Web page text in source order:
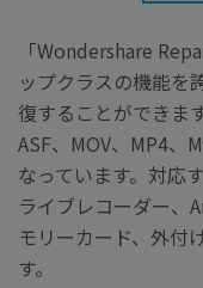
「Wondershare
ップクラスの機能を
復することができま
ASF、MOV、MP4、
なっています。対応
ライブレコーダー、
モリーカード、外付
す。